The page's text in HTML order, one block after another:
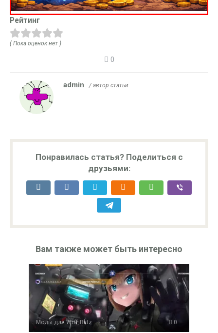
Рейтинг
( Пока оценок нет )
0
admin / автор статьи
Понравилась статья? Поделиться с
друзьями:
Вам также может быть интересно
Моды для WoT Blitz 0